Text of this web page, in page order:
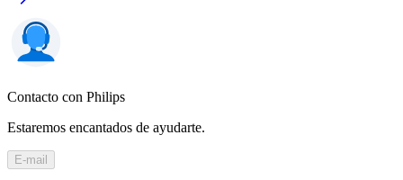
Contacto con Philips
Estaremos encantados de ayudarte.
E-mail